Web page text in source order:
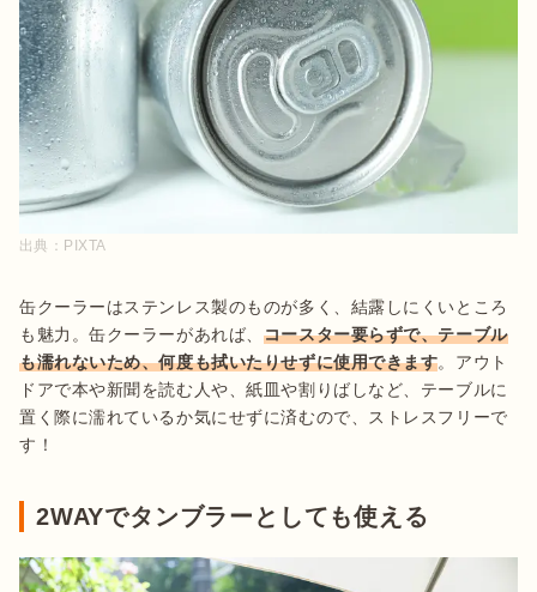
出典： PIXTA
缶クーラーはステンレス製のものが多く、結露しにくいところ
も魅力。缶クーラーがあれば、 コースター要らずで、テーブル
も濡れないため、何度も拭いたりせずに使用できます。アウト
ドアで本や新聞を読む人や、紙皿や割りばしなど、テーブルに
置く際に濡れているか気にせずに済むので、ストレスフリーで
2WAYでタンブラーとしても使える